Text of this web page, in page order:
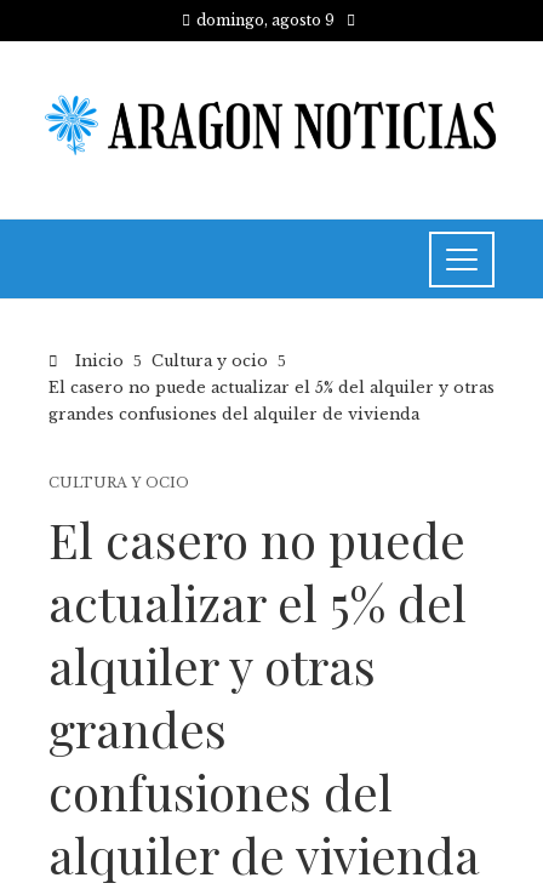
domingo, agosto 9
Inicio
Cultura y ocio
El casero no puede actualizar el 5% del alquiler y otras
grandes confusiones del alquiler de vivienda
CULTURA Y OCIO
El casero no puede
actualizar el 5% del
alquiler y otras
grandes
confusiones del
alquiler de vivienda